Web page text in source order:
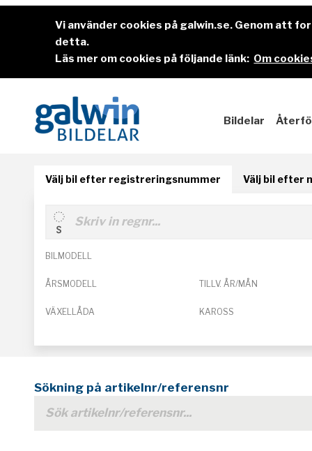
Vi använder cookies på galwin.se. Genom att
detta.
Läs mer om cookies på följande länk: Om
Bildelar
Välj bil efter registreringsnummer Välj bil efter
BILMODELL
ÅRSMODELL TILLV. ÅR/MÅN
VÄXELLÅDA KAROSS
Sökning på artikelnr/referensnr